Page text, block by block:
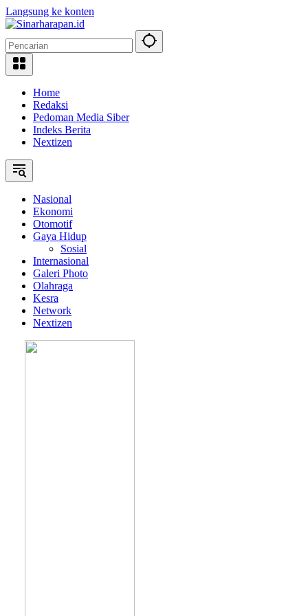
Langsung ke konten
Home
Redaksi
Pedoman Media Siber
Indeks Berita
Nextizen
Nasional
Ekonomi
Otomotif
Gaya Hidup
Sosial
Internasional
Galeri Photo
Olahraga
Kesra
Network
Nextizen